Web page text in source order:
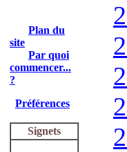
Plan du
site
Par quoi
commencer...
?
Préférences
Signets